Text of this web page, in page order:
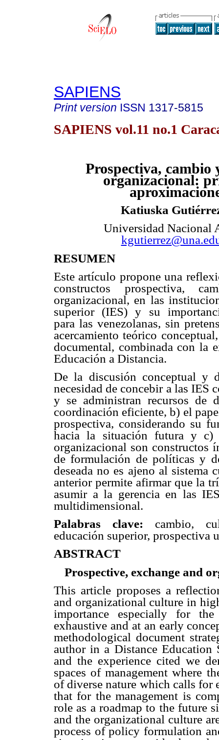
SAPIENS
Print version ISSN 1317-5815
SAPIENS vol.11 no.1
Prospectiva, cambio
organizacional:
Katiuska
Universidad Nacional
RESUMEN
Este artículo propone una
constructos prospectiva,
organizacional, en las
superior (IES) y su
para las venezolanas, sin
acercamiento teórico
documental, combinada con la
Educación a Distancia.
De la discusión conceptual y
necesidad de concebir a las IES
y se administran recursos de
coordinación eficiente, b) el
prospectiva, considerando su
hacia la situación futura y
organizacional son constructos
de formulación de políticas y
deseada no es ajeno al sistema
anterior permite afirmar que la
asumir a la gerencia en las
multidimensional.
Palabras clave: cambio,
educación superior, prospectiva
ABSTRACT
Prospective, exchange and
This article proposes a
and organizational culture in
importance especially for
exhaustive and at an early
methodological document
author in a Distance Education
and the experience cited we
spaces of management where
of diverse nature which calls for
that for the management is
role as a roadmap to the future
and the organizational culture
process of policy formulation